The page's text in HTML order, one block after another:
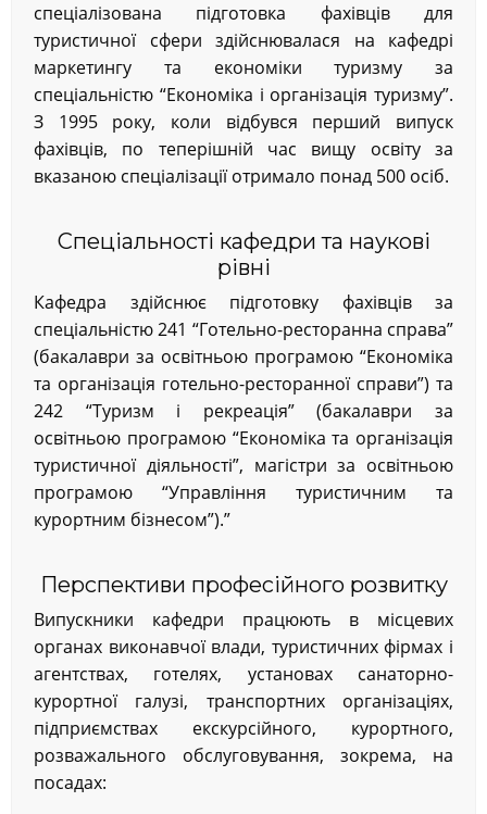
спеціалізована підготовка фахівців для
туристичної сфери здійснювалася на кафедрі
маркетингу та економіки туризму за
спеціальністю “Економіка і організація туризму”.
З 1995 року, коли відбувся перший випуск
фахівців, по теперішній час вищу освіту за
вказаною спеціалізації отримало понад 500 осіб.
Спеціальності кафедри та наукові
рівні
Кафедра здійснює підготовку фахівців за
спеціальністю 241 “Готельно-ресторанна справа”
(бакалаври за освітньою програмою “Економіка
та організація готельно-ресторанної справи”) та
242 “Туризм і рекреація” (бакалаври за
освітньою програмою “Економіка та організація
туристичної діяльності”, магістри за освітньою
програмою “Управління туристичним та
курортним бізнесом”).”
Перспективи професійного розвитку
Випускники кафедри працюють в місцевих
органах виконавчої влади, туристичних фірмах і
агентствах, готелях, установах санаторно-
курортної галузі, транспортних організаціях,
підприємствах екскурсійного, курортного,
розважального обслуговування, зокрема, на
посадах: